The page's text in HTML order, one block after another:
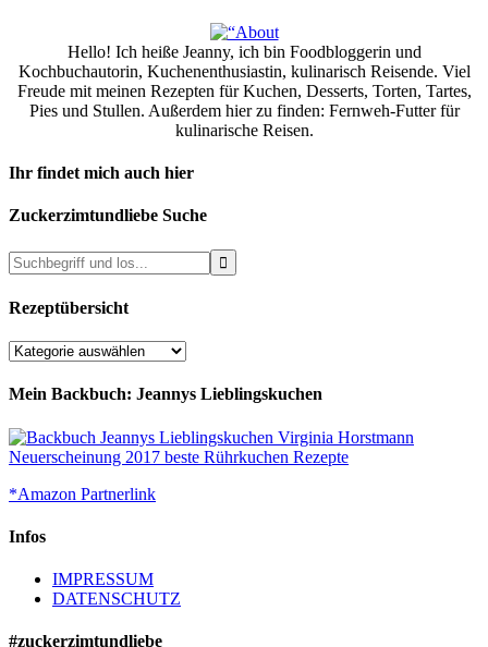
Hello! Ich heiße Jeanny, ich bin Foodbloggerin und
Kochbuchautorin, Kuchenenthusiastin, kulinarisch Reisende. Viel
Freude mit meinen Rezepten für Kuchen, Desserts, Torten, Tartes,
Pies und Stullen. Außerdem hier zu finden: Fernweh-Futter für
kulinarische Reisen.
Ihr findet mich auch hier
Zuckerzimtundliebe Suche
Rezeptübersicht
Rezeptübersicht
Mein Backbuch: Jeannys Lieblingskuchen
*Amazon Partnerlink
Infos
IMPRESSUM
DATENSCHUTZ
#zuckerzimtundliebe